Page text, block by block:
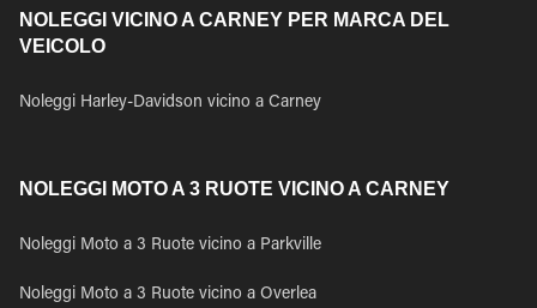
NOLEGGI VICINO A CARNEY PER MARCA DEL
VEICOLO
Noleggi Harley-Davidson vicino a Carney
NOLEGGI MOTO A 3 RUOTE VICINO A CARNEY
Noleggi Moto a 3 Ruote vicino a Parkville
Noleggi Moto a 3 Ruote vicino a Overlea